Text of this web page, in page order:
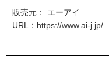
販売元： エーアイ
URL： https://www.ai-j.jp/